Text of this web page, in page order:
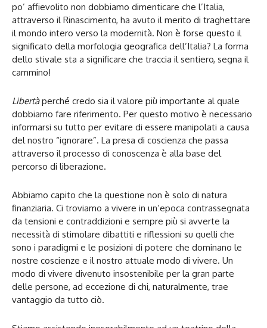
po’ affievolito non dobbiamo dimenticare che l’Italia,
attraverso il Rinascimento, ha avuto il merito di traghettare
il mondo intero verso la modernità. Non è forse questo il
significato della morfologia geografica dell’Italia? La forma
dello stivale sta a significare che traccia il sentiero, segna il
cammino!
Libertàperché credo sia il valore più importante al quale
dobbiamo fare riferimento. Per questo motivo è necessario
informarsi su tutto per evitare di essere manipolati a causa
del nostro “ignorare”. La presa di coscienza che passa
attraverso il processo di conoscenza è alla base del
percorso di liberazione.
Abbiamo capito che la questione non è solo di natura
finanziaria. Ci troviamo a vivere in un’epoca contrassegnata
da tensioni e contraddizioni e sempre più si avverte la
necessità di stimolare dibattiti e riflessioni su quelli che
sono i paradigmi e le posizioni di potere che dominano le
nostre coscienze e il nostro attuale modo di vivere. Un
modo di vivere divenuto insostenibile per la gran parte
delle persone, ad eccezione di chi, naturalmente, trae
vantaggio da tutto ciò.